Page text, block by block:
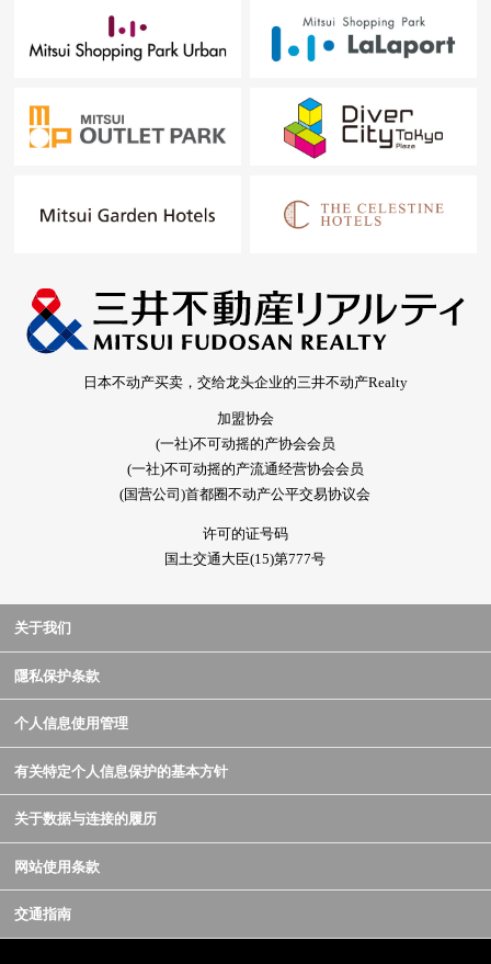
日本不动产买卖，交给龙头企业的三井不动产Realty
加盟协会
(一社)不可动摇的产协会会员
(一社)不可动摇的产流通经营协会会员
(国营公司)首都圈不动产公平交易协议会
许可的证号码
国土交通大臣(15)第777号
关于我们
隱私保护条款
个人信息使用管理
有关特定个人信息保护的基本方针
关于数据与连接的履历
网站使用条款
交通指南